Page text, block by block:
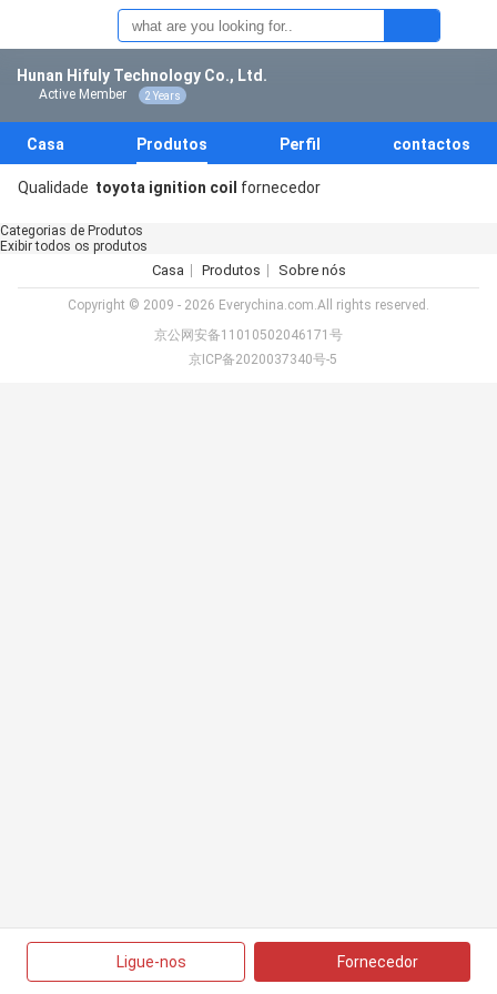
Hunan Hifuly Technology Co., Ltd.
Active Member 2 Years
Casa Produtos Perfil contactos
Qualidade toyota ignition coil fornecedor
Categorias de Produtos
Exibir todos os produtos
Ligue-nos Fornecedor
Casa Produtos Sobre nós
Copyright © 2009 - 2026 Everychina.com.All rights reserved.
京公网安备11010502046171号
京ICP备2020037340号-5